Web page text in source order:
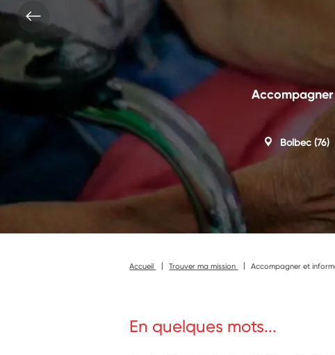
Bolbec(76)
Accueil Trouver ma mission Accompagner et
En quelques mots...